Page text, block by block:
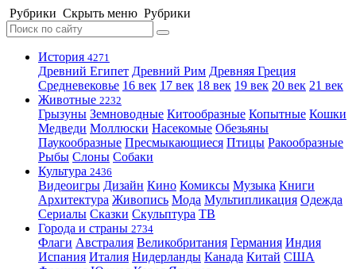
Рубрики Скрыть меню Рубрики
История 4271
Древний Египет Древний Рим Древняя Греция
Средневековье 16 век 17 век 18 век 19 век 20 век 21 век
Животные 2232
Грызуны Земноводные Китообразные Копытные Кошки
Медведи Моллюски Насекомые Обезьяны
Паукообразные Пресмыкающиеся Птицы Ракообразные
Рыбы Слоны Собаки
Культура 2436
Видеоигры Дизайн Кино Комиксы Музыка Книги
Архитектура Живопись Мода Мультипликация Одежда
Сериалы Сказки Скульптура ТВ
Города и страны 2734
Флаги Австралия Великобритания Германия Индия
Испания Италия Нидерланды Канада Китай США